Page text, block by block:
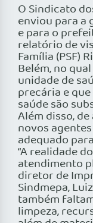
O Sindicato
enviou para a
e para o
relatório de
Família (PSF)
Belém, no
unidade de
precária e
saúde são
Além disso,
novos
adequado
“A realidade
atendimento
diretor de
Sindmepa,
também
limpeza,